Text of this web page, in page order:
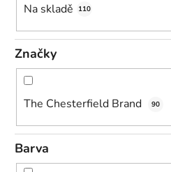
ů
Na skladě 110
Značky
The Chesterfield Brand 90
Barva